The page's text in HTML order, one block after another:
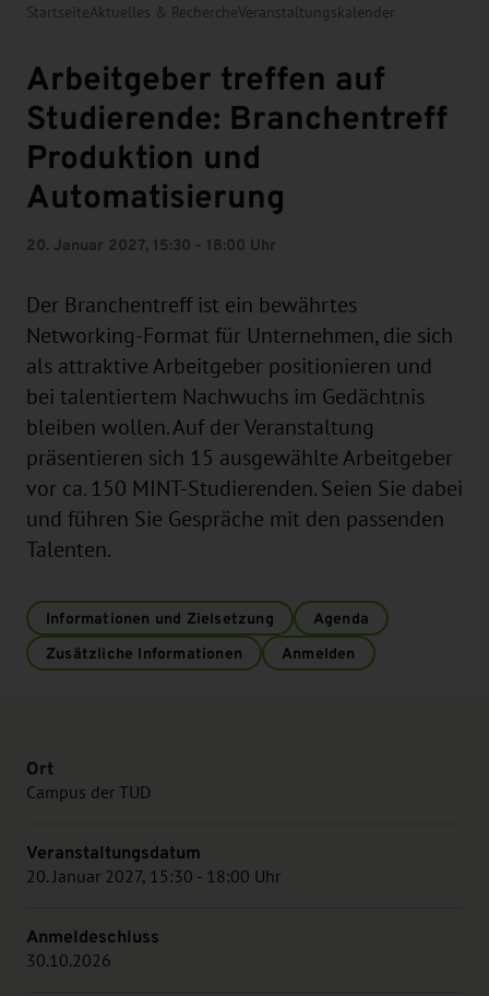
StartseiteAktuelles & RechercheVeranstaltungskalender
Arbeitgeber treffen auf
Studierende: Branchentreff
Produktion und
Automatisierung
20. Januar 2027, 15:30 - 18:00 Uhr
Der Branchentreff ist ein bewährtes
Networking-Format für Unternehmen, die sich
als attraktive Arbeitgeber positionieren und
bei talentiertem Nachwuchs im Gedächtnis
bleiben wollen. Auf der Veranstaltung
präsentieren sich 15 ausgewählte Arbeitgeber
vor ca. 150 MINT-Studierenden. Seien Sie dabei
und führen Sie Gespräche mit den passenden
Talenten.
Informationen und Zielsetzung
Agenda
Zusätzliche Informationen
Anmelden
Ort
Campus der TUD
Veranstaltungsdatum
20. Januar 2027, 15:30 - 18:00 Uhr
Anmeldeschluss
30.10.2026